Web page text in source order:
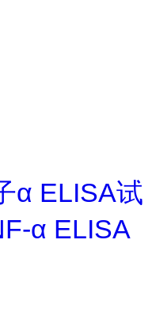
α ELISA试
α ELISA